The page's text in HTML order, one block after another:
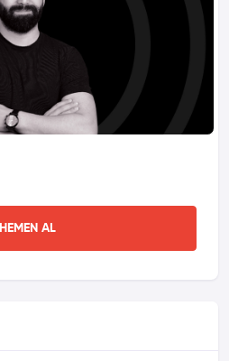
HEMEN AL